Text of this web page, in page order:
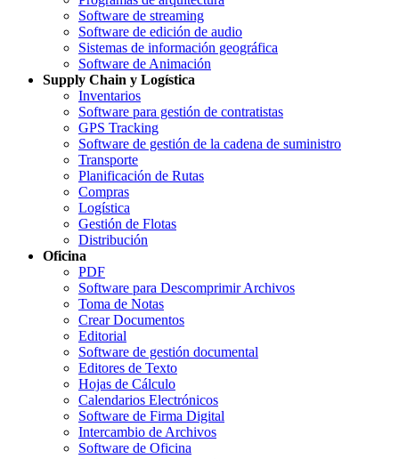
Software de streaming
Software de edición de audio
Sistemas de información geográfica
Software de Animación
Supply Chain y Logística
Inventarios
Software para gestión de contratistas
GPS Tracking
Software de gestión de la cadena de suministro
Transporte
Planificación de Rutas
Compras
Logística
Gestión de Flotas
Distribución
Oficina
PDF
Software para Descomprimir Archivos
Toma de Notas
Crear Documentos
Editorial
Software de gestión documental
Editores de Texto
Hojas de Cálculo
Calendarios Electrónicos
Software de Firma Digital
Intercambio de Archivos
Software de Oficina